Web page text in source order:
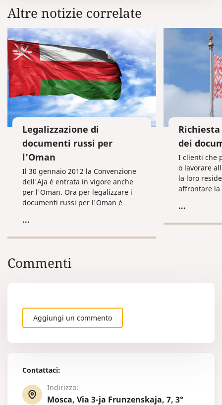
Contattaci:
Indirizzo:
Mosca, Via 3-ja Frunzenskaja, 7, 3°
Altre notizie correlate
Legalizzazione di
documenti russi per
l'Oman
Il 30 gennaio 2012 la Convenzione
dell'Aja è entrata in vigore anche
per l'Oman. Ora per legalizzare i
documenti russi per l'Oman è
l'apostille!
...
dei
I clienti che
o lavorare
la loro
affrontare la
mediante
...
Commenti
Aggiungi un commento